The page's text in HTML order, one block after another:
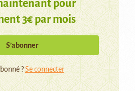
pour
3€ par mois
S’abonner
?Se connecter